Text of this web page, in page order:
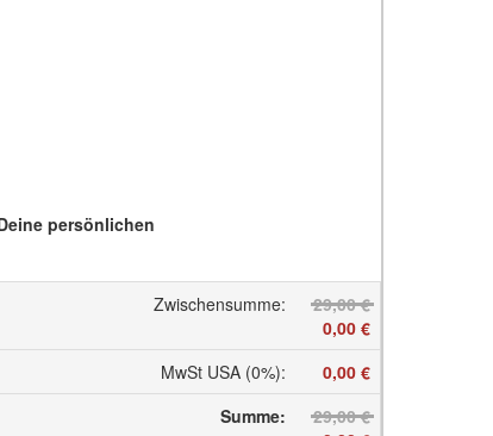
persönlichen
Zwischensumme:
29,00 €
0,00 €
MwSt USA (0%):
0,00 €
Summe:
29,00 €